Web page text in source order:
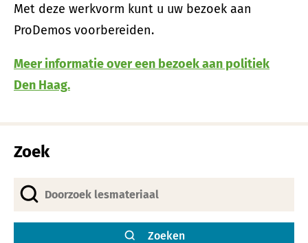
Met deze werkvorm kunt u uw bezoek aan
ProDemos voorbereiden.
Meer informatie over een bezoek aan politiek
Den Haag.
Zoek
Zoeken